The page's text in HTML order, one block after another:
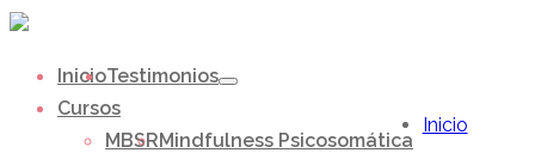
InicioTestimonios
Cursos
MBSRMindfulness Psicosomática
Inicio